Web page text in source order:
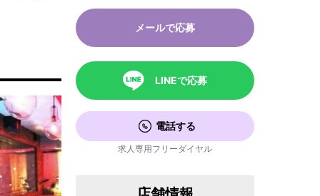
メールで応募
LINEで応募
電話する
求人専用フリーダイヤル